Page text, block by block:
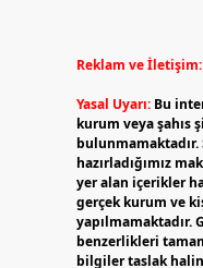
Reklam ve İletişim:
Yasal Uyarı: Bu
kurum veya şahıs
bulunmamaktadır.
hazırladığımız
yer alan içerikler
gerçek kurum ve
yapılmamaktadır.
benzerlikleri
bilgiler taslak